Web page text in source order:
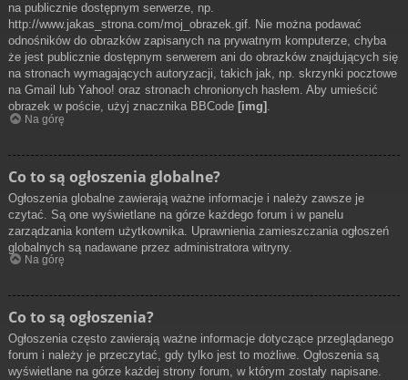
na publicznie dostępnym serwerze, np.
http://www.jakas_strona.com/moj_obrazek.gif. Nie można podawać
odnośników do obrazków zapisanych na prywatnym komputerze, chyba
że jest publicznie dostępnym serwerem ani do obrazków znajdujących się
na stronach wymagających autoryzacji, takich jak, np. skrzynki pocztowe
na Gmail lub Yahoo! oraz stronach chronionych hasłem. Aby umieścić
obrazek w poście, użyj znacznika BBCode [img] .
Na górę
Co to są ogłoszenia globalne?
Ogłoszenia globalne zawierają ważne informacje i należy zawsze je
czytać. Są one wyświetlane na górze każdego forum i w panelu
zarządzania kontem użytkownika. Uprawnienia zamieszczania ogłoszeń
globalnych są nadawane przez administratora witryny.
Na górę
Co to są ogłoszenia?
Ogłoszenia często zawierają ważne informacje dotyczące przeglądanego
forum i należy je przeczytać, gdy tylko jest to możliwe. Ogłoszenia są
wyświetlane na górze każdej strony forum, w którym zostały napisane.